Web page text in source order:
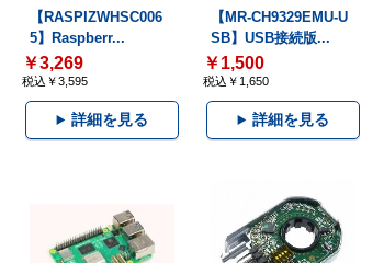
【RASPIZWHSC006
5】Raspberr...
￥3,269
税込￥3,595
詳細を見る
【MR-CH9329EMU-U
SB】USB接続版...
￥1,500
税込￥1,650
詳細を見る